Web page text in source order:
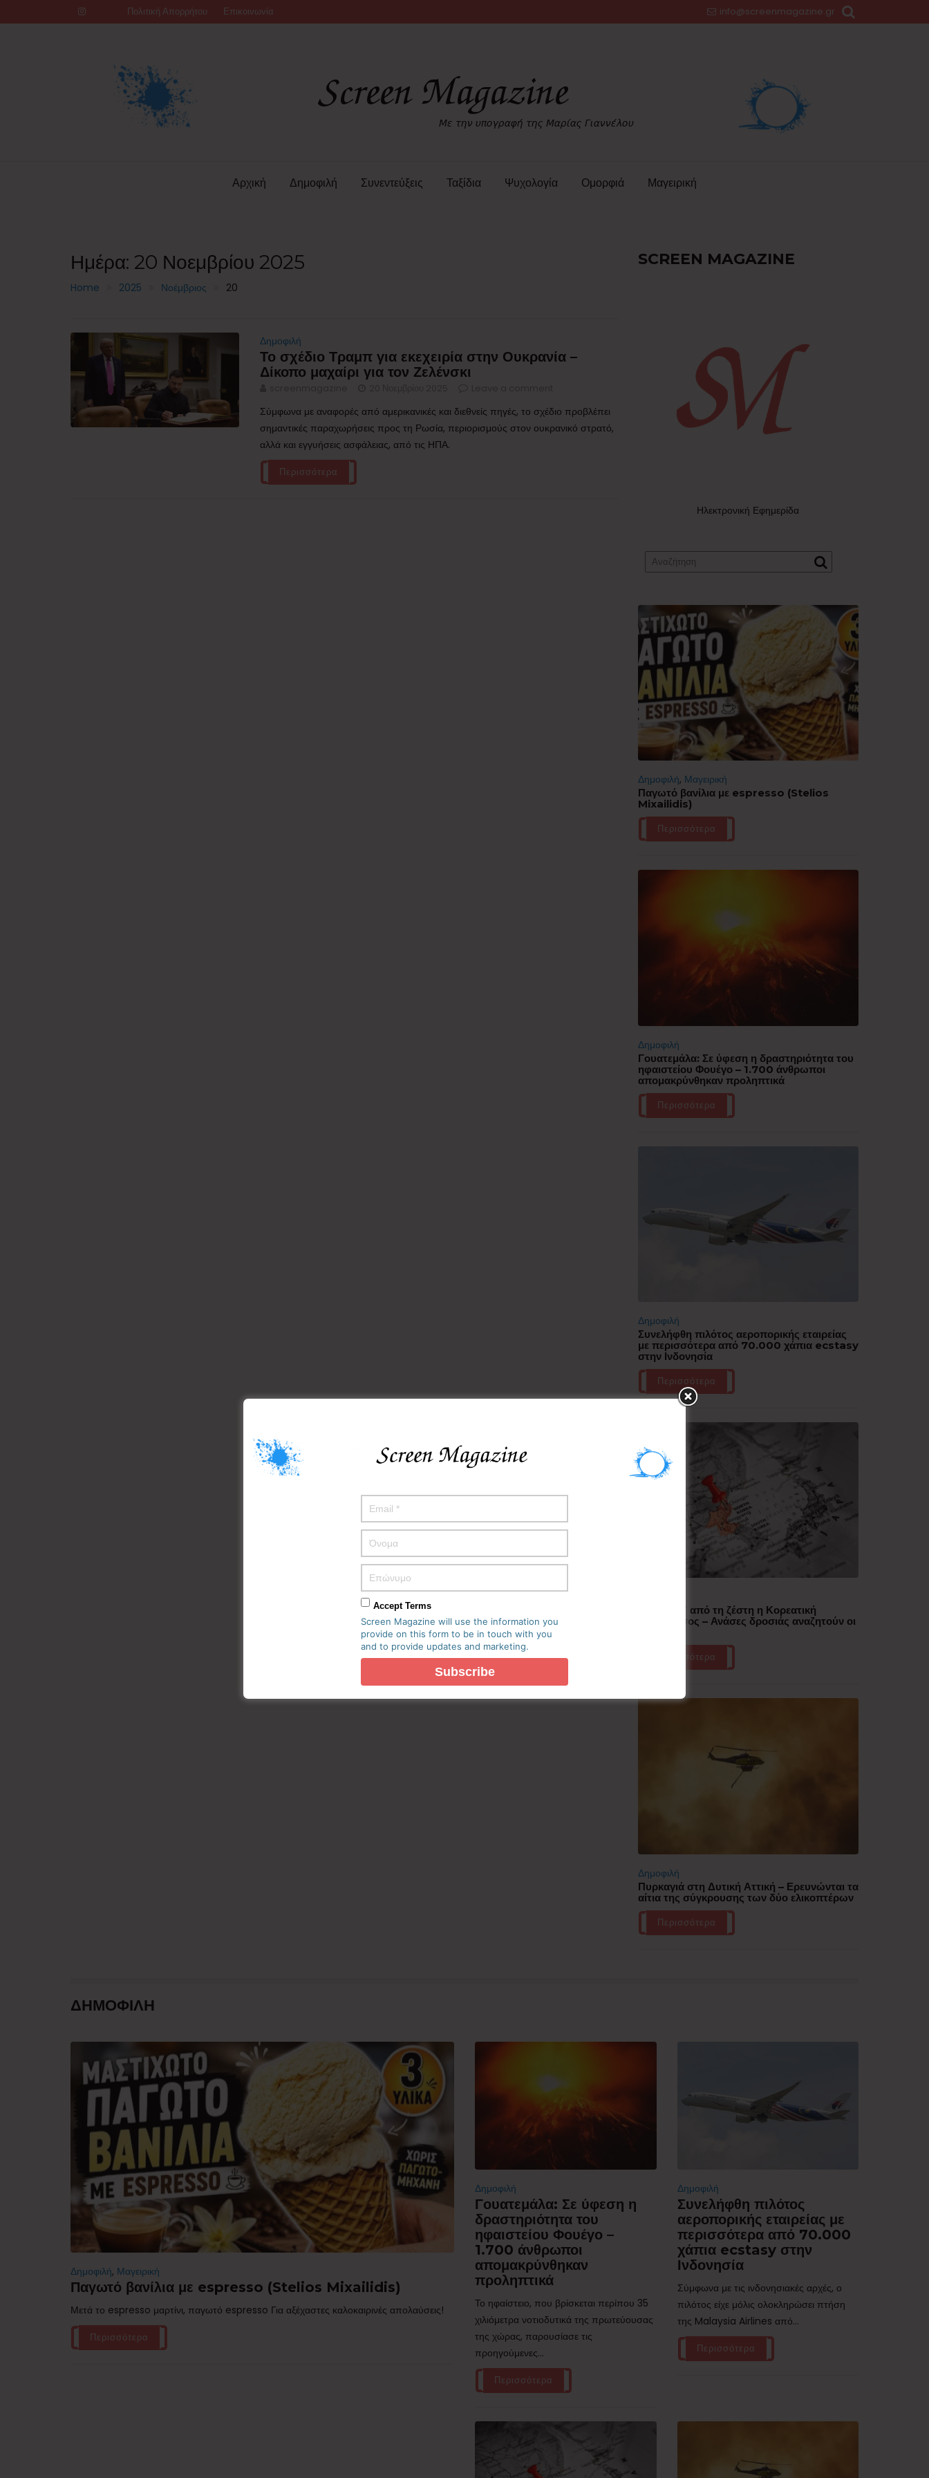
to
Πολιτική Απορρήτου Επικοινωνία info@screenmagazine.gr
Αρχική Δημοφιλή Συνεντεύξεις Ταξίδια Ψυχολογία Ομορφιά Μαγειρική
Ημέρα: 20 Νοεμβρίου 2025
Home 2025 Νοέμβριος 20
Δημοφιλή
Το σχέδιο Τραμπ για εκεχειρία στην Ουκρανία –
Δίκοπο μαχαίρι για τον Ζελένσκι
Σύμφωνα με αναφορές από αμερικανικές και διεθνείς πηγές, το σχέδιο προβλέπει
σημαντικές παραχωρήσεις προς τη Ρωσία, περιορισμούς στον ουκρανικό στρατό,
αλλά και εγγυήσεις ασφάλειας, από τις ΗΠΑ.
Περισσότερα
SCREEN MAGAZINE
Ηλεκτρονική Εφημερίδα
Δημοφιλή, Μαγειρική
Παγωτό βανίλια με espresso (Stelios
Mixailidis)
Περισσότερα
Δημοφιλή
Γουατεμάλα: Σε ύφεση η δραστηριότητα του
ηφαιστείου Φουέγο – 1.700 άνθρωποι
απομακρύνθηκαν προληπτικά
Περισσότερα
Δημοφιλή
Συνελήφθη πιλότος αεροπορικής εταιρείας
με περισσότερα από 70.000 χάπια ecstasy
στην Ινδονησία
Περισσότερα
“Έλιωσε” από τη ζέστη η Κορεατική
Χερσόνησος – Ανάσες δροσιάς αναζητούν οι
Περισσότερα
Δημοφιλή
Πυρκαγιά στη Δυτική Αττική – Ερευνώνται τα
αίτια της σύγκρουσης των δύο ελικοπτέρων
Περισσότερα
ΔΗΜΟΦΙΛΗ
Δημοφιλή, Μαγειρική
Παγωτό βανίλια με espresso (Stelios Mixailidis)
Μετά το espresso μαρτίνι, παγωτό espresso Για αξέχαστες καλοκαιρινές απολαύσεις!
Περισσότερα
Δημοφιλή
Γουατεμάλα: Σε ύφεση η
δραστηριότητα του
ηφαιστείου Φουέγο –
1.700 άνθρωποι
απομακρύνθηκαν
προληπτικά
Το ηφαίστειο, που βρίσκεται περίπου 35
χιλιόμετρα νοτιοδυτικά της πρωτεύουσας
της χώρας, παρουσίασε τις
προηγούμενες...
Περισσότερα
Δημοφιλή
Συνελήφθη πιλότος
αεροπορικής εταιρείας με
περισσότερα από 70.000
χάπια ecstasy στην
Ινδονησία
Σύμφωνα με τις ινδονησιακές αρχές, ο
πιλότος είχε μόλις ολοκληρώσει πτήση
της Malaysia Airlines από...
Περισσότερα
Accept Terms
Screen Magazine will use the information you
provide on this form to be in touch with you
and to provide updates and marketing.